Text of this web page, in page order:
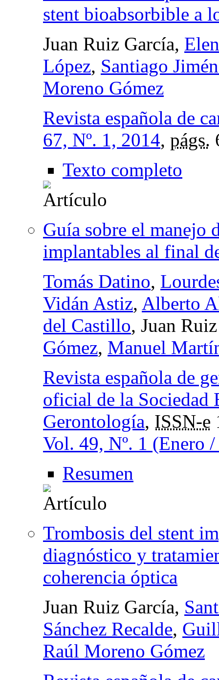
stent bioabsorbible a
Juan Ruiz García,
López, Santiago
Moreno Gómez
Revista española de
67, Nº. 1, 2014, págs.
Texto completo
Guía sobre el manejo
implantables al final
Tomás Datino,
Vidán Astiz, Alberto
del Castillo, Juan
Gómez, Manuel
Revista española de
oficial de la Sociedad
Gerontología, ISSN-e
Vol. 49, Nº. 1 (Enero
Resumen
Trombosis del stent
diagnóstico y
coherencia óptica
Juan Ruiz García,
Sánchez Recalde,
Raúl Moreno Gómez